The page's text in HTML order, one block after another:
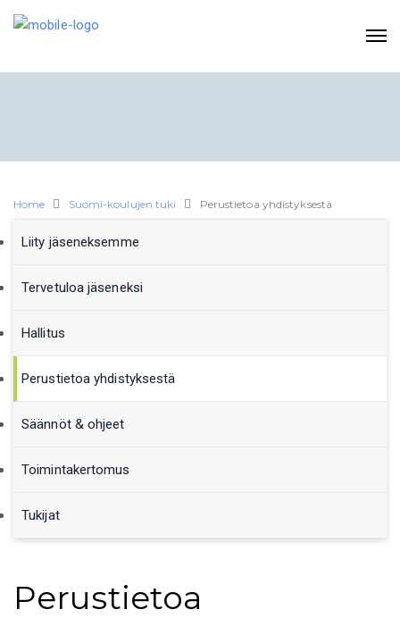
Home Suomi-koulujen tuki Perustietoa yhdistyksestä
Liity jäseneksemme
Tervetuloa jäseneksi
Hallitus
Perustietoa yhdistyksestä
Säännöt & ohjeet
Toimintakertomus
Tukijat
Perustietoa